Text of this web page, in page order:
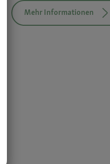
Mehr Informationen